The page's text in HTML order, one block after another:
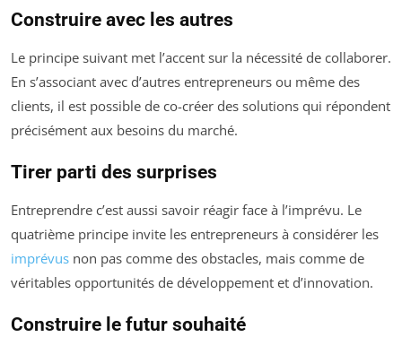
Construire avec les autres
Le principe suivant met l’accent sur la nécessité de collaborer.
En s’associant avec d’autres entrepreneurs ou même des
clients, il est possible de co-créer des solutions qui répondent
précisément aux besoins du marché.
Tirer parti des surprises
Entreprendre c’est aussi savoir réagir face à l’imprévu. Le
quatrième principe invite les entrepreneurs à considérer les
imprévus non pas comme des obstacles, mais comme de
véritables opportunités de développement et d’innovation.
Construire le futur souhaité